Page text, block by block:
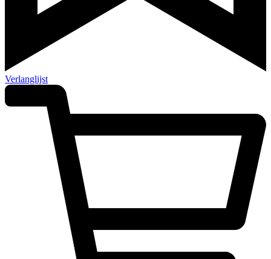
Verlanglijst